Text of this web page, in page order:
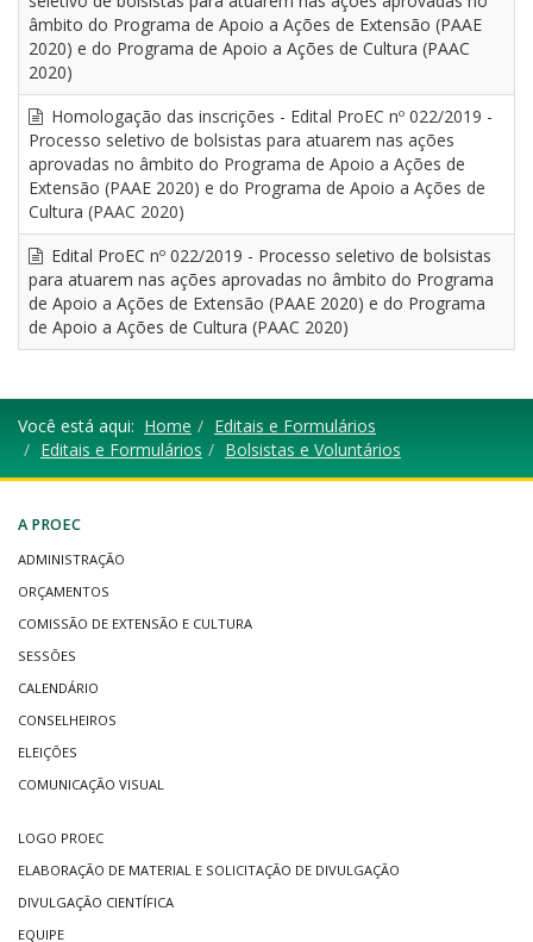
âmbito do Programa de Apoio a Ações de Extensão (PAAE
2020) e do Programa de Apoio a Ações de Cultura (PAAC
2020)
Homologação das inscrições - Edital ProEC nº 022/2019 -
Processo seletivo de bolsistas para atuarem nas ações
aprovadas no âmbito do Programa de Apoio a Ações de
Extensão (PAAE 2020) e do Programa de Apoio a Ações de
Cultura (PAAC 2020)
Edital ProEC nº 022/2019 - Processo seletivo de bolsistas
para atuarem nas ações aprovadas no âmbito do Programa
de Apoio a Ações de Extensão (PAAE 2020) e do Programa
de Apoio a Ações de Cultura (PAAC 2020)
Você está aqui: Home
Editais e Formulários
Editais e Formulários
Bolsistas e Voluntários
A PROEC
ADMINISTRAÇÃO
ORÇAMENTOS
COMISSÃO DE EXTENSÃO E CULTURA
SESSÕES
CALENDÁRIO
CONSELHEIROS
ELEIÇÕES
COMUNICAÇÃO VISUAL
LOGO PROEC
ELABORAÇÃO DE MATERIAL E SOLICITAÇÃO DE DIVULGAÇÃO
DIVULGAÇÃO CIENTÍFICA
EQUIPE